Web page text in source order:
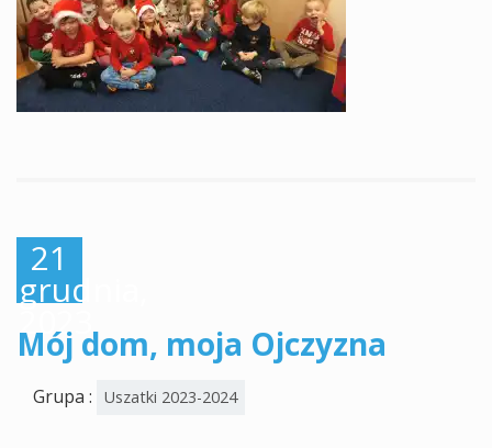
21
grudnia,
2023
Mój dom, moja Ojczyzna
Grupa : Uszatki 2023-2024